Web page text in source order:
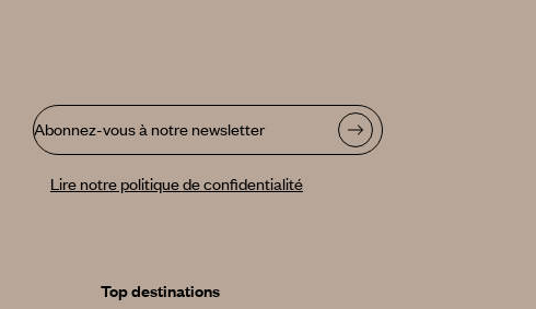
Abonnez-vous à notre newsletter
Lire notre politique de confidentialité
Top destinations